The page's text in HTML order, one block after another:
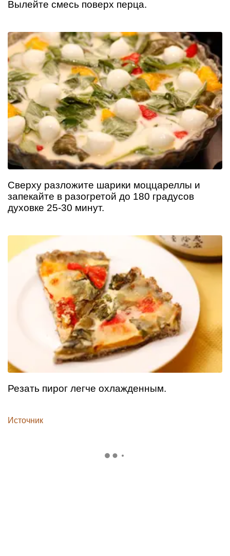
Вылейте смесь поверх перца.
Сверху разложите шарики моццареллы и
запекайте в разогретой до 180 градусов
духовке 25-30 минут.
Резать пирог легче охлажденным.
Источник